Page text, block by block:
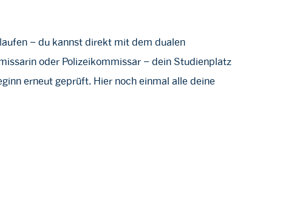
– du kannst direkt mit dem dualen
oder Polizeikommissar – dein Studienplatz
erneut geprüft. Hier noch einmal alle deine